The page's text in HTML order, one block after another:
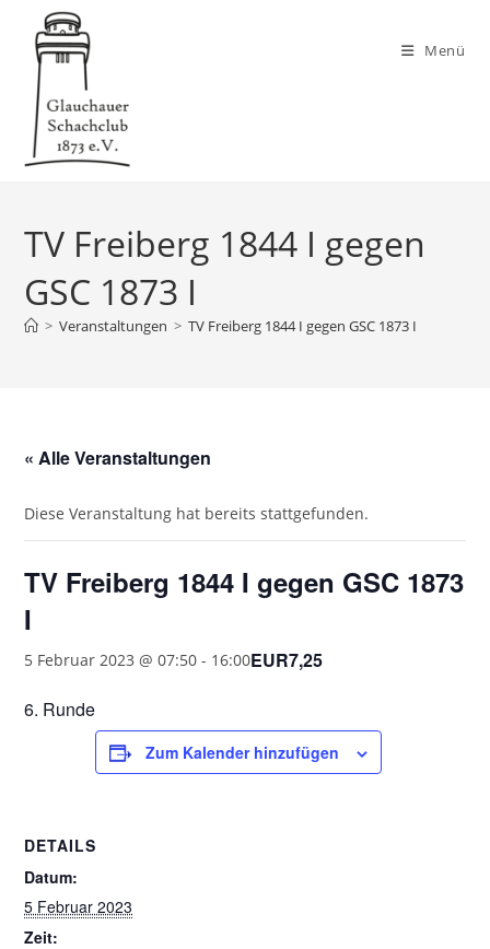
Inhalt
springen
Menü
TV Freiberg 1844 I gegen
GSC 1873 I
> Veranstaltungen > TV Freiberg 1844 I gegen GSC 1873 I
« Alle Veranstaltungen
Diese Veranstaltung hat bereits stattgefunden.
TV Freiberg 1844 I gegen GSC 1873
I
5 Februar 2023 @ 07:50 - 16:00EUR7,25
6. Runde
Zum Kalender hinzufügen
DETAILS
Datum:
5 Februar 2023
Zeit: